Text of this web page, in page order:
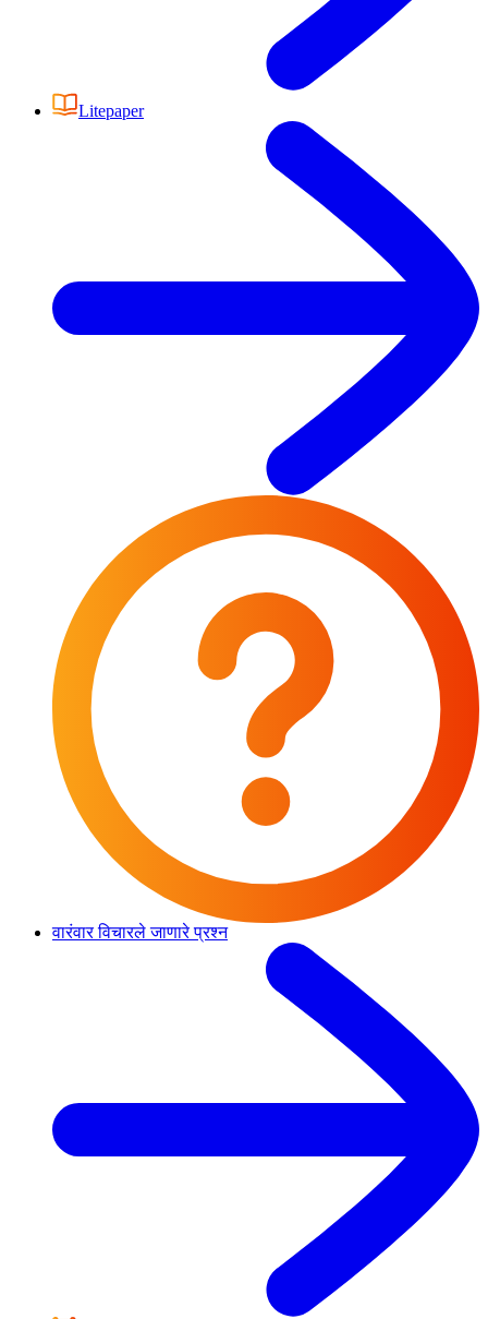
Litepaper
वारंवार विचारले जाणारे प्रश्न